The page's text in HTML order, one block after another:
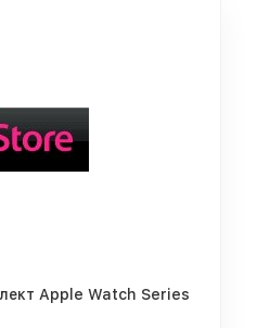
Apple Watch Series